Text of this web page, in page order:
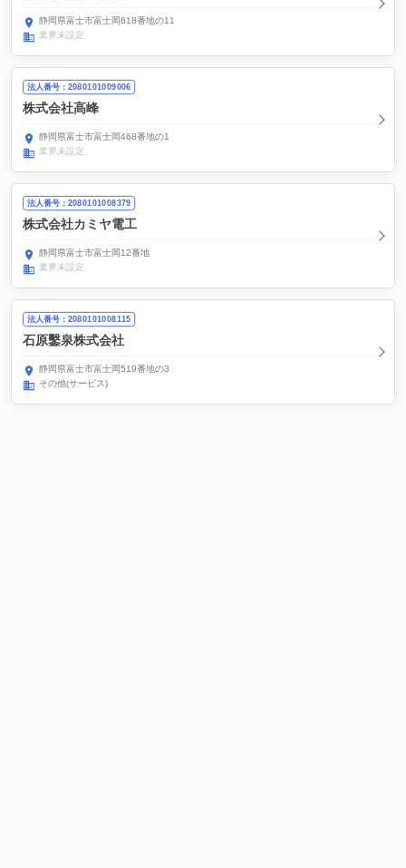
静岡県富士市富士岡618番地の11
業界未設定
法人番号：2080101009006
株式会社高峰
静岡県富士市富士岡468番地の1
業界未設定
法人番号：2080101008379
株式会社カミヤ電工
静岡県富士市富士岡12番地
業界未設定
法人番号：2080101008115
石原鑿泉株式会社
静岡県富士市富士岡519番地の3
その他(サービス)